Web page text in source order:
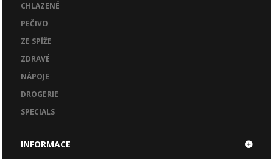
CHLAZENÉ
PEČIVO
ZE SPÍŽE
ZDRAVÉ
NÁPOJE
DROGERIE
SPECIALS
INFORMACE